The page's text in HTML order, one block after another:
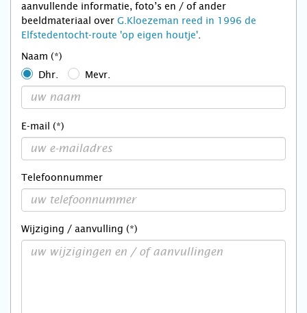
aanvullende informatie, foto’s en / of ander
beeldmateriaal over G.Kloezeman reed in 1996 de
Elfstedentocht-route 'op eigen houtje'
Naam (*)
Dhr.
Mevr.
E-mail (*)
Telefoonnummer
Wijziging / aanvulling (*)